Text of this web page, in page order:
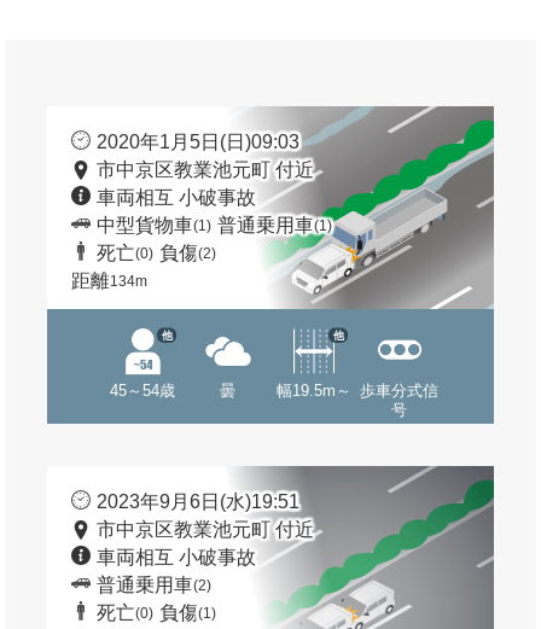
2020年1月5日(日)09:03
市中京区教業池元町 付近
車両相互 小破事故
中型貨物車(1) 普通乗用車(1)
死亡(0) 負傷(2)
距離134m
45～54歳
他
曇 幅19.5m～
他
歩車分式信
号
2023年9月6日(水)19:51
市中京区教業池元町 付近
車両相互 小破事故
普通乗用車(2)
死亡(0) 負傷(1)